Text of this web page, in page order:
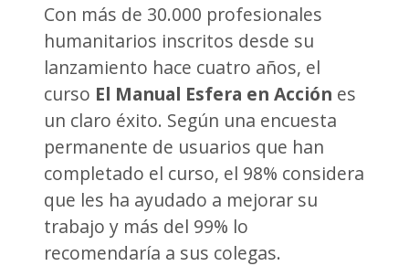
Con más de 30.000 profesionales
humanitarios inscritos desde su
lanzamiento hace cuatro años, el
curso El Manual Esfera en Acción es
un claro éxito. Según una encuesta
permanente de usuarios que han
completado el curso, el 98% considera
que les ha ayudado a mejorar su
trabajo y más del 99% lo
recomendaría a sus colegas.